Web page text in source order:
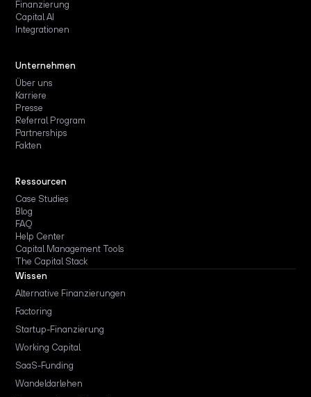
Finanzierung
Capital AI
Integrationen
Unternehmen
Über uns
Karriere
Presse
Referral Program
Partnerships
Fakten
Ressourcen
Case Studies
Blog
FAQ
Help Center
Capital Management Tools
The Capital Stack
Wissen
Alternative Finanzierungen
Factoring
Startup-Finanzierung
Working Capital
SaaS-Funding
Wandeldarlehen